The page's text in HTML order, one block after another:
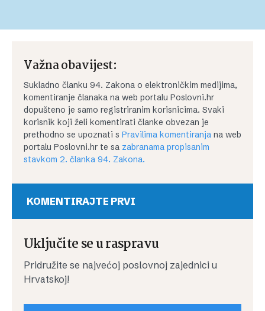
Važna obavijest:
Sukladno članku 94. Zakona o elektroničkim medijima,
komentiranje članaka na web portalu Poslovni.hr
dopušteno je samo registriranim korisnicima. Svaki
korisnik koji želi komentirati članke obvezan je
prethodno se upoznati s Pravilima komentiranja na web
portalu Poslovni.hr te sa zabranama propisanim
stavkom 2. članka 94. Zakona.
KOMENTIRAJTE PRVI
Uključite se u raspravu
Pridružite se najvećoj poslovnoj zajednici u
Hrvatskoj!